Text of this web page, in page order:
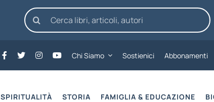
Cerca
per:
Chi Siamo Sostienici Abbonamenti
SPIRITUALITÀ STORIA FAMIGLIA & EDUCAZIONE